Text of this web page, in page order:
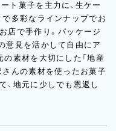
ト菓子を主力に、生ケー
で多彩なラインナップでお
店で手作り。パッケージ
意見を活かして自由にア
の素材を大切にした「地産
さんの素材を使ったお菓子
、地元に少しでも恩返し